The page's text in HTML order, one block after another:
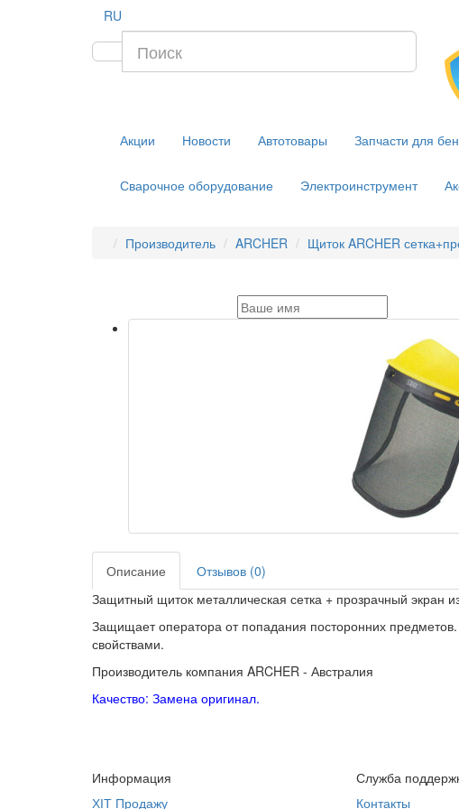
RU
Акции Новости Автотовары Запчасти для
Сварочное оборудование Электроинструмент
Производитель ARCHER Щиток ARCHER
Описание
Отзывов (0)
Защитный щиток металлическая сетка + прозрачный экран
Защищает оператора от попадания посторонних
свойствами.
Производитель компания ARCHER - Австралия
Качество: Замена оригинал.
Информация
ХІТ Продажу
Служба
Контакты